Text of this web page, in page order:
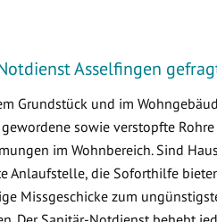
Asselfingen
Grundstück und im
sowie verstopfte
im Wohnbereich. Sind
Anlaufstelle, die Soforthilfe
Missgeschicke zum